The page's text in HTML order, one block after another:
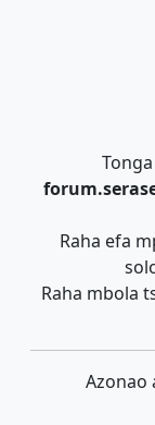
Raha efa
Raha mbola
Azonao